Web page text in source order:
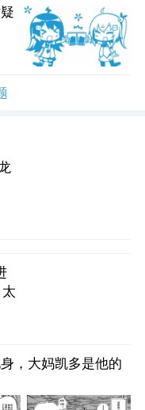
，大妈凯多是他的